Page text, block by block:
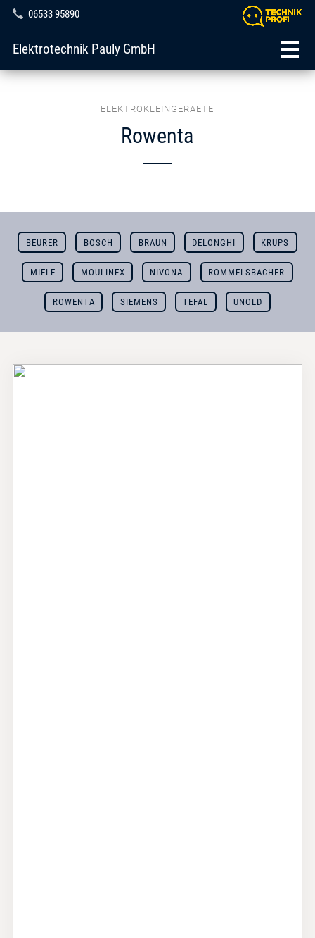
06533 95890
Elektrotechnik Pauly GmbH
ELEKTROKLEINGERAETE
Rowenta
BEURER BOSCH BRAUN DELONGHI KRUPS
MIELE MOULINEX NIVONA ROMMELSBACHER
ROWENTA SIEMENS TEFAL UNOLD